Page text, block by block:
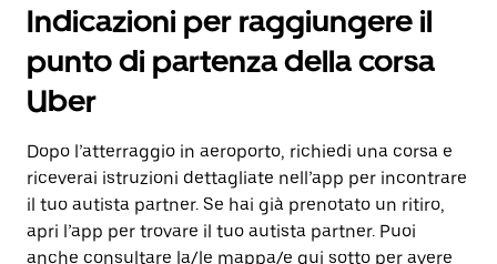
Indicazioni per raggiungere il
punto di partenza della corsa
Uber
Dopo l’atterraggio in aeroporto, richiedi una corsa e
riceverai istruzioni dettagliate nell’app per incontrare
il tuo autista partner. Se hai già prenotato un ritiro,
apri l’app per trovare il tuo autista partner. Puoi
anche consultare la/le mappa/e qui sotto per avere